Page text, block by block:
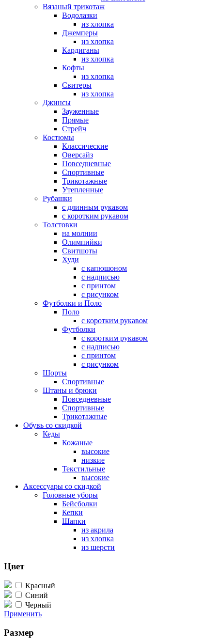
Вязаный трикотаж
Водолазки
из хлопка
Джемперы
из хлопка
Кардиганы
из хлопка
Кофты
из хлопка
Свитеры
из хлопка
Джинсы
Зауженные
Прямые
Стрейч
Костюмы
Классические
Оверсайз
Повседневные
Спортивные
Трикотажные
Утепленные
Рубашки
с длинным рукавом
с коротким рукавом
Толстовки
на молнии
Олимпийки
Свитшоты
Худи
с капюшоном
с надписью
с принтом
с рисунком
Футболки и Поло
Поло
с коротким рукавом
Футболки
с коротким рукавом
с надписью
с принтом
с рисунком
Шорты
Спортивные
Штаны и брюки
Повседневные
Спортивные
Трикотажные
Обувь со скидкой
Кеды
Кожаные
высокие
низкие
Текстильные
высокие
Аксессуары со скидкой
Головные уборы
Бейсболки
Кепки
Шапки
из акрила
из хлопка
из шерсти
Цвет
Красный
Синий
Черный
Применить
Размер